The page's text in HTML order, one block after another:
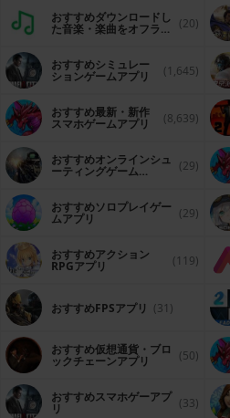
おすすめダウンロードし
た音楽・楽曲をオフライ (20)
おすすめシミュレー
ションゲームアプリ (1,645)
おすすめ最新・新作
スマホゲームアプリ (8,639)
おすすめオンラインシュ
ーティングゲーム (29)
おすすめソロプレイゲー
ムアプリ (29)
おすすめアクション
RPGアプリ (119)
おすすめFPSアプリ (31)
おすすめ仮想通貨・ブロ
ックチェーンアプリ (50)
おすすめスマホゲーアプ
リ (33)